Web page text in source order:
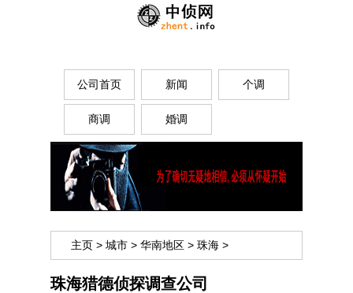
公司首页 新闻 个调
商调 婚调
主页 > 城市 > 华南地区 > 珠海 >
珠海猎德侦探调查公司